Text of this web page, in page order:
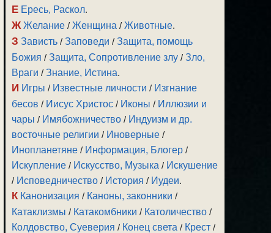
Е Ересь, Раскол.
Ж Желание /Женщина /Животные.
З Зависть /Заповеди /Защита, помощь
Божия /Защита, Сопротивление злу /Зло,
Враги /Знание, Истина.
И Игры / Известные личности / Изгнание
бесов / Иисус Христос / Иконы / Иллюзии и
чары / Имябожничество / Индуизм и др.
восточные религии / Иноверные /
Инопланетяне / Информация, Блогер /
Искупление / Искусство, Музыка / Искушение
/ Исповедничество / История / Иудеи.
К Канонизация / Каноны, законники /
Катаклизмы / Катакомбники / Католичество /
Колдовство, Суеверия / Конец света / Крест /